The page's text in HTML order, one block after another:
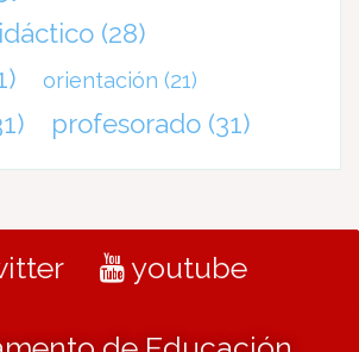
(28)
orientación (21)
profesorado (31)
youtube